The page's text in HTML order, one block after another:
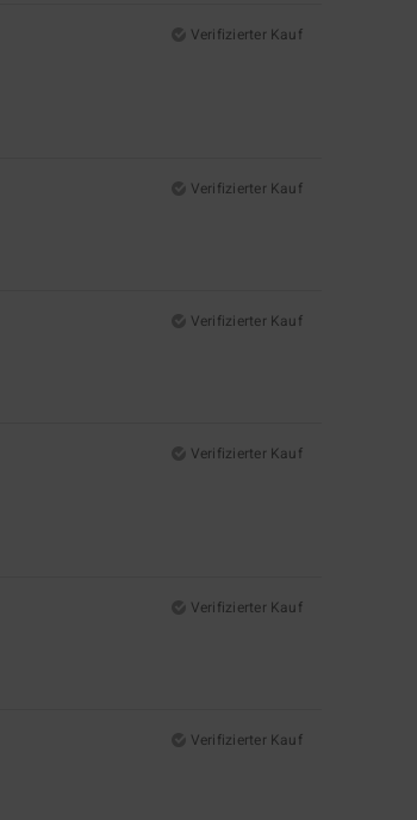
Verifizierter Kauf
Verifizierter Kauf
Verifizierter Kauf
Verifizierter Kauf
Verifizierter Kauf
Verifizierter Kauf